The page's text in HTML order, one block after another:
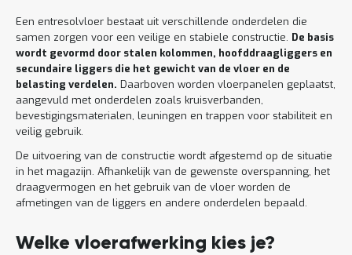
Een entresolvloer bestaat uit verschillende onderdelen die
samen zorgen voor een veilige en stabiele constructie. De basis
wordt gevormd door stalen kolommen, hoofddraagliggers en
secundaire liggers die het gewicht van de vloer en de
belasting verdelen. Daarboven worden vloerpanelen geplaatst,
aangevuld met onderdelen zoals kruisverbanden,
bevestigingsmaterialen, leuningen en trappen voor stabiliteit en
veilig gebruik.
De uitvoering van de constructie wordt afgestemd op de situatie
in het magazijn. Afhankelijk van de gewenste overspanning, het
draagvermogen en het gebruik van de vloer worden de
afmetingen van de liggers en andere onderdelen bepaald.
Welke vloerafwerking kies je?